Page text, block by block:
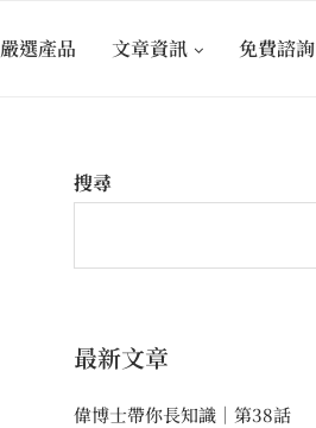
嚴選產品 文章資訊 免費諮詢
搜尋
最新文章
偉博士帶你長知識｜第38話